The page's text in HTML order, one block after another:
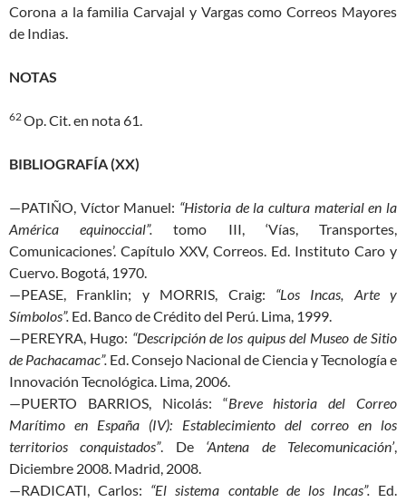
Corona a la familia Carvajal y Vargas como Correos Mayores
de Indias.
NOTAS
62Op. Cit. en nota 61.
BIBLIOGRAFÍA (XX)
—PATIÑO, Víctor Manuel: “Historia de la cultura material en la
América equinoccial”. tomo III, ‘Vías, Transportes,
Comunicaciones’. Capítulo XXV, Correos. Ed. Instituto Caro y
Cuervo. Bogotá, 1970.
—PEASE, Franklin; y MORRIS, Craig: “Los Incas, Arte y
Símbolos”. Ed. Banco de Crédito del Perú. Lima, 1999.
—PEREYRA, Hugo: “Descripción de los quipus del Museo de Sitio
de Pachacamac”. Ed. Consejo Nacional de Ciencia y Tecnología e
Innovación Tecnológica. Lima, 2006.
—PUERTO BARRIOS, Nicolás: “Breve historia del Correo
Marítimo en España (IV): Establecimiento del correo en los
territorios conquistados”. De ‘Antena de Telecomunicación’,
Diciembre 2008. Madrid, 2008.
—RADICATI, Carlos: “El sistema contable de los Incas”.Ed.